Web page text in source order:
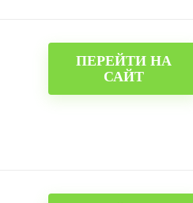
ПЕРЕЙТИ НА
САЙТ